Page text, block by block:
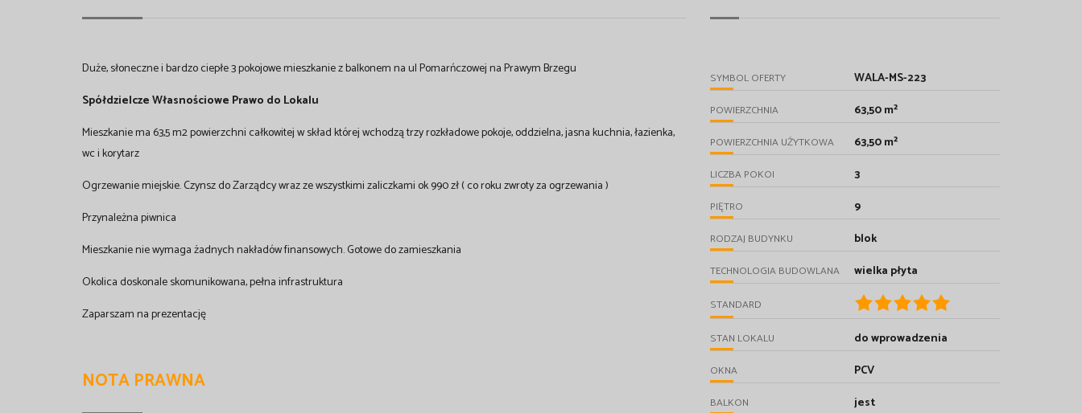
Duże, słoneczne i bardzo ciepłe 3 pokojowe mieszkanie z balkonem na ul Pomarńczowej na Prawym Brzegu
Spółdzielcze Własnościowe Prawo do Lokalu
Mieszkanie ma 63,5 m2 powierzchni całkowitej w skład której wchodzą trzy rozkładowe pokoje, oddzielna, jasna kuchnia, łazienka,
wc i korytarz
Ogrzewanie miejskie. Czynsz do Zarządcy wraz ze wszystkimi zaliczkami ok 990 zł ( co roku zwroty za ogrzewania )
Przynależna piwnica
Mieszkanie nie wymaga żadnych nakładów finansowych. Gotowe do zamieszkania
Okolica doskonale skomunikowana, pełna infrastruktura
Zaparszam na prezentację
NOTA PRAWNA
SYMBOL OFERTY WALA-MS-223
POWIERZCHNIA 63,50 m²
POWIERZCHNIA UŻYTKOWA 63,50 m²
LICZBA POKOI 3
PIĘTRO 9
RODZAJ BUDYNKU blok
TECHNOLOGIA BUDOWLANA wielka płyta
STANDARD
STAN LOKALU do wprowadzenia
OKNA PCV
BALKON jest